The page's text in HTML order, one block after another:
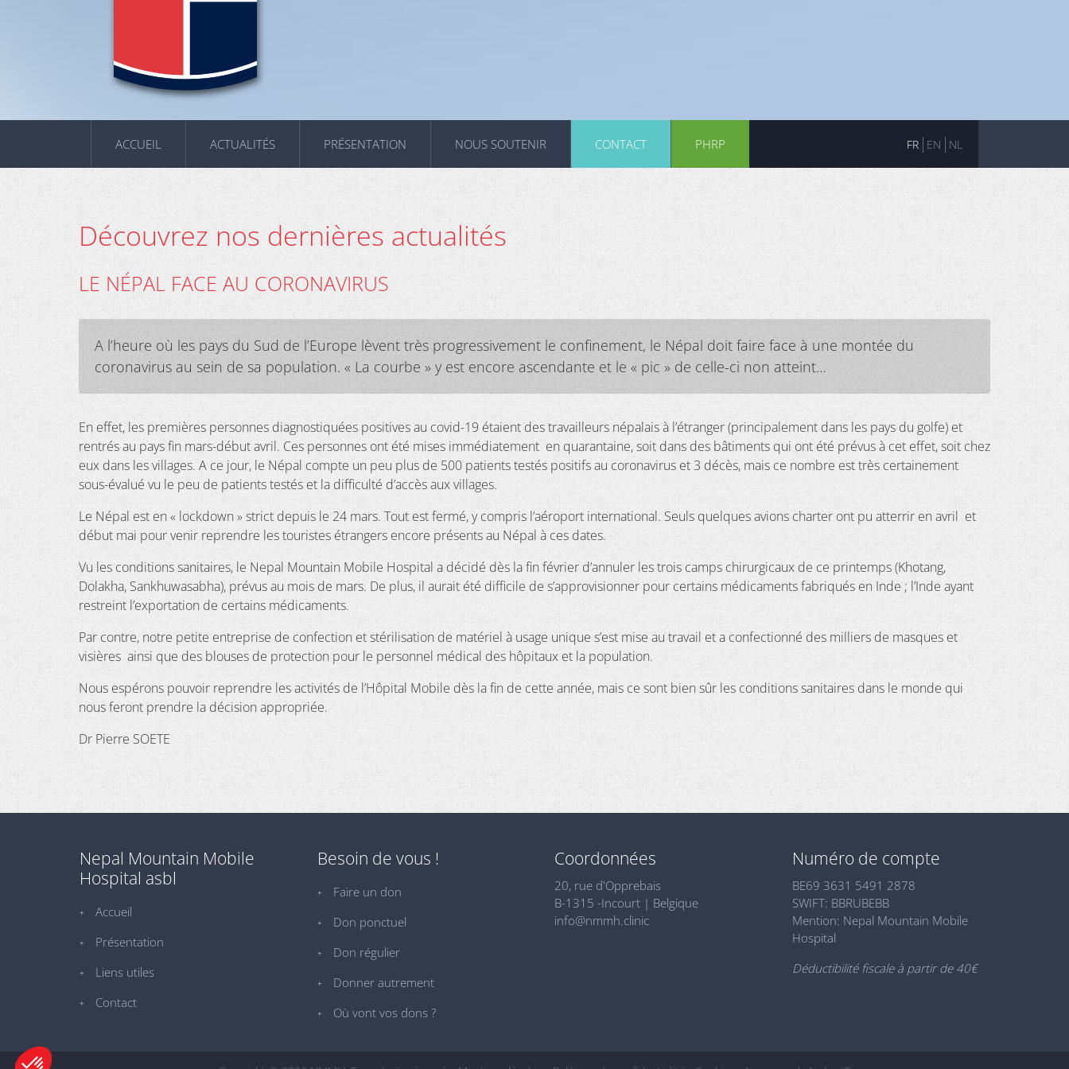
ACCUEIL ACTUALITÉS PRÉSENTATION NOUS SOUTENIR CONTACT PHRP FR EN NL
Découvrez nos dernières actualités
LE NÉPAL FACE AU CORONAVIRUS
A l’heure où les pays du Sud de l’Europe lèvent très progressivement le confinement, le Népal doit faire face à une montée du
coronavirus au sein de sa population. « La courbe » y est encore ascendante et le « pic » de celle-ci non atteint…
En effet, les premières personnes diagnostiquées positives au covid-19 étaient des travailleurs népalais à l’étranger (principalement dans les pays du golfe) et
rentrés au pays fin mars-début avril. Ces personnes ont été mises immédiatement en quarantaine, soit dans des bâtiments qui ont été prévus à cet effet, soit chez
eux dans les villages. A ce jour, le Népal compte un peu plus de 500 patients testés positifs au coronavirus et 3 décès, mais ce nombre est très certainement
sous-évalué vu le peu de patients testés et la difficulté d’accès aux villages.
Le Népal est en « lockdown » strict depuis le 24 mars. Tout est fermé, y compris l’aéroport international. Seuls quelques avions charter ont pu atterrir en avril et
début mai pour venir reprendre les touristes étrangers encore présents au Népal à ces dates.
Vu les conditions sanitaires, le Nepal Mountain Mobile Hospital a décidé dès la fin février d’annuler les trois camps chirurgicaux de ce printemps (Khotang,
Dolakha, Sankhuwasabha), prévus au mois de mars. De plus, il aurait été difficile de s’approvisionner pour certains médicaments fabriqués en Inde ; l’Inde ayant
restreint l’exportation de certains médicaments.
Par contre, notre petite entreprise de confection et stérilisation de matériel à usage unique s’est mise au travail et a confectionné des milliers de masques et
visières ainsi que des blouses de protection pour le personnel médical des hôpitaux et la population.
Nous espérons pouvoir reprendre les activités de l’Hôpital Mobile dès la fin de cette année, mais ce sont bien sûr les conditions sanitaires dans le monde qui
nous feront prendre la décision appropriée.
Dr Pierre SOETE
Nepal Mountain Mobile
Hospital asbl
Accueil
Présentation
Liens utiles
Contact
Besoin de vous !
Faire un don
Don ponctuel
Don régulier
Donner autrement
Où vont vos dons ?
Coordonnées
20, rue d'Opprebais
B-1315 -Incourt | Belgique
info@nmmh.clinic
Numéro de compte
BE69 3631 5491 2878
SWIFT: BBRUBEBB
Mention: Nepal Mountain Mobile
Hospital
Déductibilité fiscale à partir de 40€